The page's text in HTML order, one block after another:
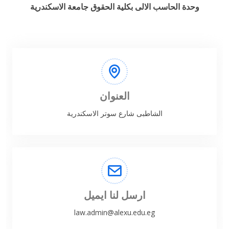
وحدة الحاسب الالى بكلية الحقوق جامعة الاسكندرية
العنوان
الشاطبى شارع سوتر الاسكندرية
ارسل لنا ايميل
law.admin@alexu.edu.eg